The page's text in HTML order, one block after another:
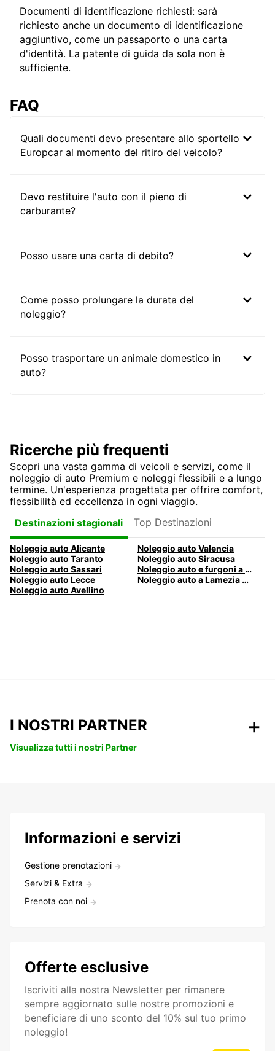
Documenti di identificazione richiesti: sarà
richiesto anche un documento di identificazione
aggiuntivo, come un passaporto o una carta
d'identità. La patente di guida da sola non è
sufficiente.
FAQ
Quali documenti devo presentare allo sportello
Europcar al momento del ritiro del veicolo?
Devo restituire l'auto con il pieno di
carburante?
Posso usare una carta di debito?
Come posso prolungare la durata del
noleggio?
Posso trasportare un animale domestico in
auto?
Ricerche più frequenti
Scopri una vasta gamma di veicoli e servizi, come il
noleggio di auto Premium e noleggi flessibili e a lungo
termine. Un'esperienza progettata per offrire comfort,
flessibilità ed eccellenza in ogni viaggio.
Destinazioni stagionali
Top Destinazioni
Noleggio auto Alicante
Noleggio auto Valencia
Noleggio auto Taranto
Noleggio auto Siracusa
Noleggio auto Sassari
Noleggio auto e furgoni a Pescara
Noleggio auto Lecce
Noleggio auto a Lamezia Terme, Italia
Noleggio auto Avellino
I NOSTRI PARTNER
Visualizza tutti i nostri Partner
Informazioni e servizi
Gestione prenotazioni
Servizi & Extra
Prenota con noi
Offerte esclusive
Iscriviti alla nostra Newsletter per rimanere
sempre aggiornato sulle nostre promozioni e
beneficiare di uno sconto del 10% sul tuo primo
noleggio!